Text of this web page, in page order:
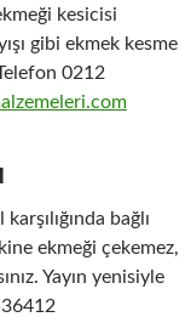
kesicisi
gibi ekmek kesme
0212
bağlı
ekmeği çekemez,
Yayın yenisiyle